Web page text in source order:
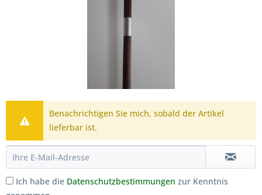
Benachrichtigen Sie mich, sobald der Artikel
lieferbar ist.
Ich habe die Datenschutzbestimmungen zur Kenntnis